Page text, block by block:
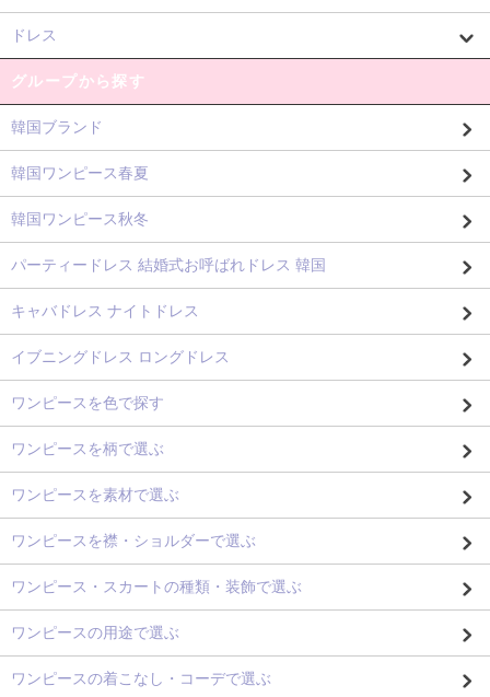
ドレス
グループから探す
韓国ブランド
韓国ワンピース春夏
韓国ワンピース秋冬
パーティードレス 結婚式お呼ばれドレス 韓国
キャバドレス ナイトドレス
イブニングドレス ロングドレス
ワンピースを色で探す
ワンピースを柄で選ぶ
ワンピースを素材で選ぶ
ワンピースを襟・ショルダーで選ぶ
ワンピース・スカートの種類・装飾で選ぶ
ワンピースの用途で選ぶ
ワンピースの着こなし・コーデで選ぶ